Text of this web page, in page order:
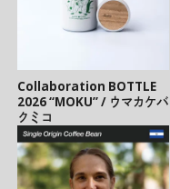
Collaboration BOTTLE
2026 “MOKU” / ウマカケバ
クミコ